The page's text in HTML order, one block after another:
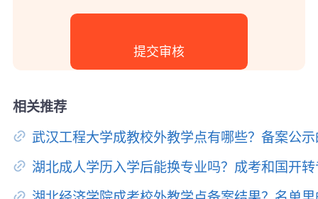
相关推荐
武汉工程大学成教校外教学点有哪些？备案公
湖北成人学历入学后能换专业吗？成考和国开